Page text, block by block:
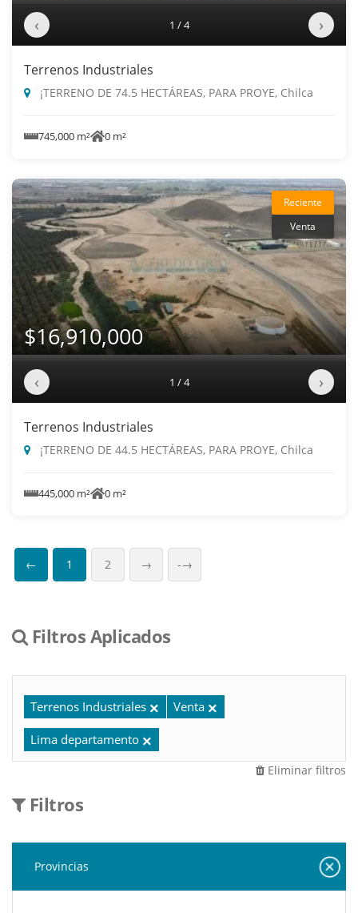
‹ 1 / 4 ›
Terrenos Industriales
¡TERRENO DE 74.5 HECTÁREAS, PARA PROYE, Chilca
745,000 m² 0 m²
Reciente
Venta
$16,910,000
‹ 1 / 4 ›
Terrenos Industriales
¡TERRENO DE 44.5 HECTÁREAS, PARA PROYE, Chilca
445,000 m² 0 m²
← 1 2 → -→
Filtros Aplicados
Terrenos Industriales Venta
Lima departamento
Eliminar filtros
Filtros
Provincias